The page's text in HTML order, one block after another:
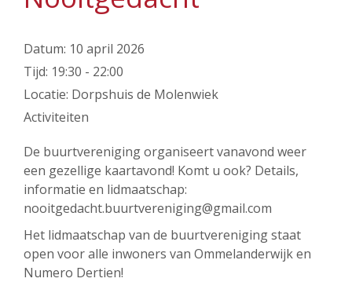
Datum: 10 april 2026
Tijd: 19:30 - 22:00
Locatie: Dorpshuis de Molenwiek
Activiteiten
De buurtvereniging organiseert vanavond weer
een gezellige kaartavond! Komt u ook? Details,
informatie en lidmaatschap:
nooitgedacht.buurtvereniging@gmail.com
Het lidmaatschap van de buurtvereniging staat
open voor alle inwoners van Ommelanderwijk en
Numero Dertien!